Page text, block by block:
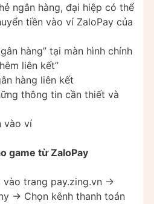
ngân hàng, đại hiệp có thể
tiền vào ví ZaloPay của
hàng” tại màn hình chính
liên kết”
hàng liên kết
thông tin cần thiết và
vào ví
game từ ZaloPay
vào trang pay.zing.vn ->
-> Chọn kênh thanh toán